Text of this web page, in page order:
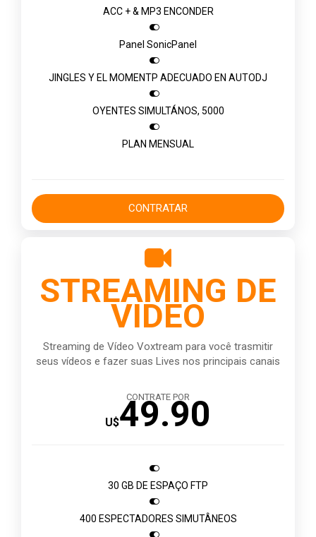
ACC + & MP3 ENCONDER

Panel SonicPanel

JINGLES Y EL MOMENTP ADECUADO EN AUTODJ

OYENTES SIMULTÁNOS, 5000

PLAN MENSUAL
CONTRATAR

STREAMING DE
VIDEO
Streaming de Vídeo Voxtream para você trasmitir
seus vídeos e fazer suas Lives nos principais canais
CONTRATE POR
U$49.90

30 GB DE ESPAÇO FTP

400 ESPECTADORES SIMUTÂNEOS
